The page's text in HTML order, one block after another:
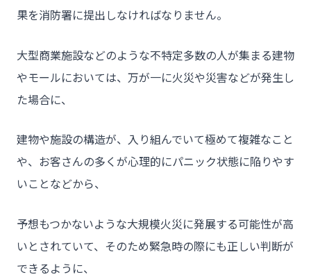
果を消防署に提出しなければなりません。
大型商業施設などのような不特定多数の人が集まる建物
やモールにおいては、万が一に火災や災害などが発生し
た場合に、
建物や施設の構造が、入り組んでいて極めて複雑なこと
や、お客さんの多くが心理的にパニック状態に陥りやす
いことなどから、
予想もつかないような大規模火災に発展する可能性が高
いとされていて、そのため緊急時の際にも正しい判断が
できるように、